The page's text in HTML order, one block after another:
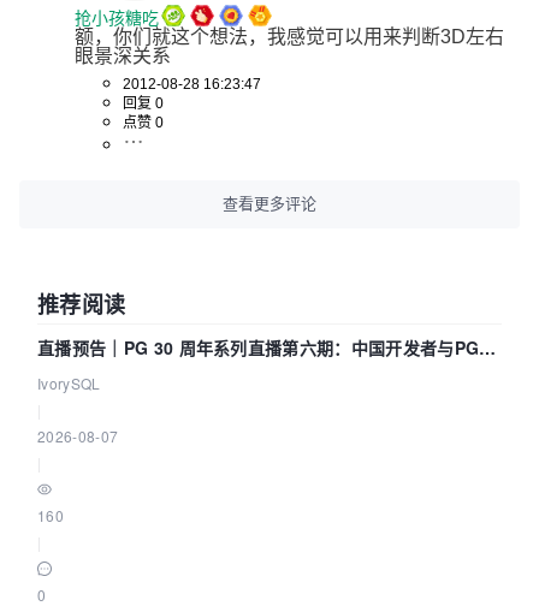
抢小孩糖吃
额，你们就这个想法，我感觉可以用来判断3D左右
眼景深关系
2012-08-28 16:23:47
回复 0
点赞 0
查看更多评论
推荐阅读
直播预告｜PG 30 周年系列直播第六期：中国开发者与PG内
核——我们改得动吗？我们贡献了什么？
IvorySQL
2026-08-07
160
0